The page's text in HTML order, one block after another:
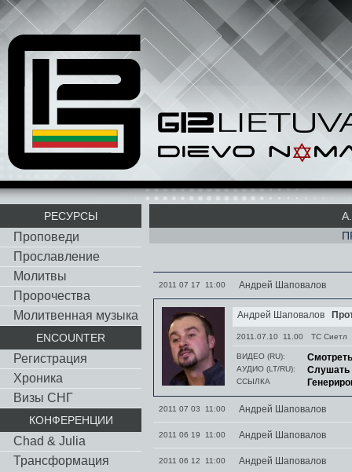
РЕСУРСЫ
Проповеди
Прославление
Молитвы
Пророчества
Молитвенная музыка
ENCOUNTER
Регистрация
Хроника
Визы СНГ
КОНФЕРЕНЦИИ
Chad & Julia
Трансформация
2011 07 17 11:00 Андрей Шаповалов
Андрей Шаповалов
2011.07.10 11.00 TC Сиетл
ВИДЕО (RU): Смотреть
АУДИО (LT/RU): Слушать
ССЫЛКА
2011 07 03 11:00 Андрей Шаповалов
2011 06 19 11:00 Андрей Шаповалов
2011 06 12 11:00 Андрей Шаповалов